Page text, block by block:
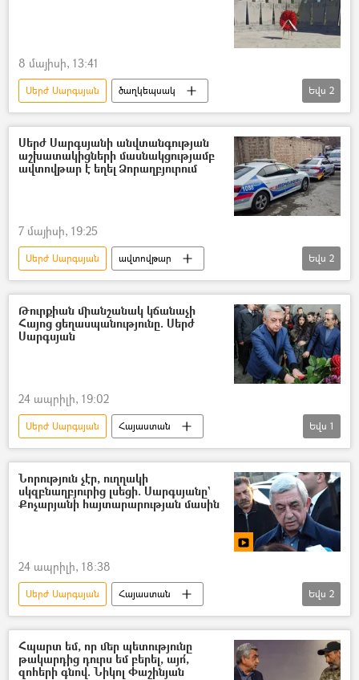
8 մայիսի, 13:41
Սերժ Սարգսյան
ծաղկեպսակ
Եռաբլուր պանթեոն
Շուշի
Եվս 2
Սերժ Սարգսյանի անվտանգության
աշխատակիցների մասնակցությամբ
ավտովթար է եղել Ձորաղբյուրում
7 մայիսի, 19:25
Սերժ Սարգսյան
ավտովթար
ավտոմեքենա
Կոտայք
Եվս 2
Թուրքիան միանշանակ կճանաչի
Հայոց ցեղասպանությունը. Սերժ
Սարգսյան
24 ապրիլի, 19:02
Սերժ Սարգսյան
Հայաստան
Հայոց ցեղասպանություն
Եվս 1
Նորություն չէր, ուղղակի
սկզբնաղբյուրից լսեցի. Սարգսյանը`
Քոչարյանի հայտարարության մասին
24 ապրիլի, 18:38
Սերժ Սարգսյան
Հայաստան
Ռոբերտ Քոչարյան
Միքայել Մինասյան
Եվս 2
Հպարտ եմ, որ մեր պետությունը
թակարդից դուրս եմ բերել, այո՛,
զոհերի գնով. Նիկոլ Փաշինյան